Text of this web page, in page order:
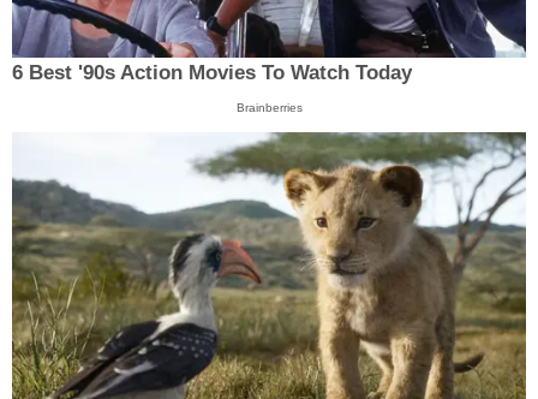
6 Best '90s Action Movies To Watch Today
Brainberries